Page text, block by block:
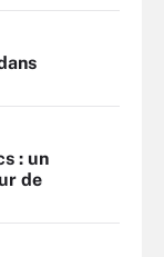
: un
de